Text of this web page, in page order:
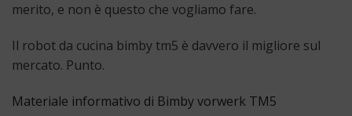
merito, e non è questo che vogliamo fare.
Il robot da cucina bimby tm5 è davvero il migliore sul
mercato. Punto.
Materiale informativo di Bimby vorwerk TM5